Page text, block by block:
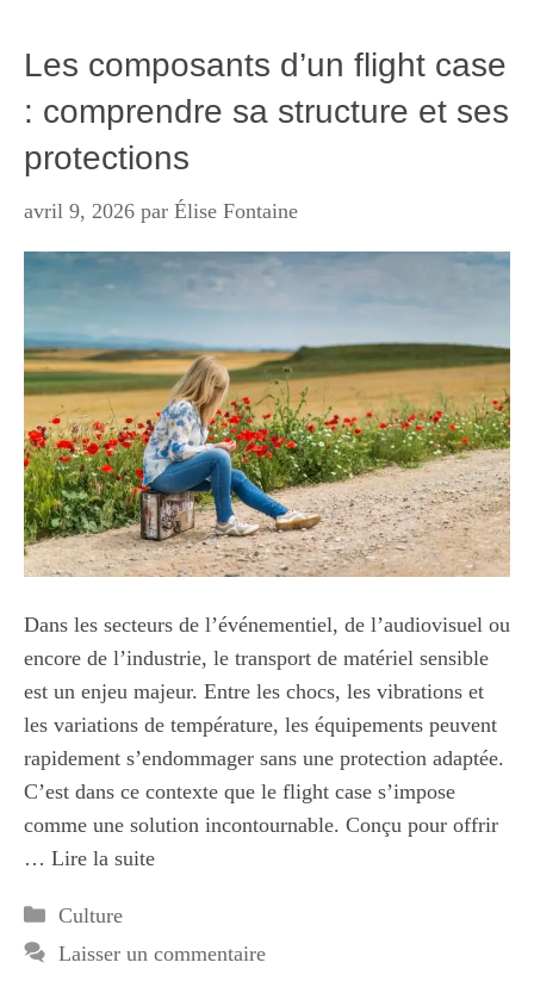
Les composants d’un flight case
: comprendre sa structure et ses
protections
avril 9, 2026 par Élise Fontaine
Dans les secteurs de l’événementiel, de l’audiovisuel ou
encore de l’industrie, le transport de matériel sensible
est un enjeu majeur. Entre les chocs, les vibrations et
les variations de température, les équipements peuvent
rapidement s’endommager sans une protection adaptée.
C’est dans ce contexte que le flight case s’impose
comme une solution incontournable. Conçu pour offrir
… Lire la suite
Catégories
Culture
Laisser un commentaire